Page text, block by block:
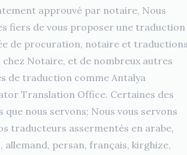
approuvé par notaire, Nous
fiers de vous proposer une traduction
de procuration, notaire et traductions
Notaire, et de nombreux autres
de traduction comme Antalya
Translation Office. Certaines des
que nous servons; Nous vous servons
traducteurs assermentés en arabe,
allemand, persan, français, kirghize,